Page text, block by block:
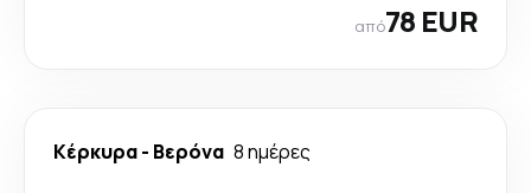
από78 EUR
Κέρκυρα- Βερόνα 8 ημέρες